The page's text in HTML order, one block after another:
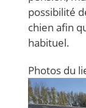
possibilité
chien afin
habituel.​
Photos du